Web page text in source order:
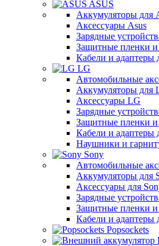
ASUS
Аккумуляторы для
Аксессуары Asus
Зарядные
Защитные пленки и
Кабели и адаптеры
LG
Автомобильные
Аккумуляторы для
Аксессуары LG
Зарядные
Защитные пленки и
Кабели и адаптеры
Наушники и
Sony
Автомобильные
Аккумуляторы для
Аксессуары для
Зарядные
Защитные пленки и
Кабели и адаптеры
Popsockets